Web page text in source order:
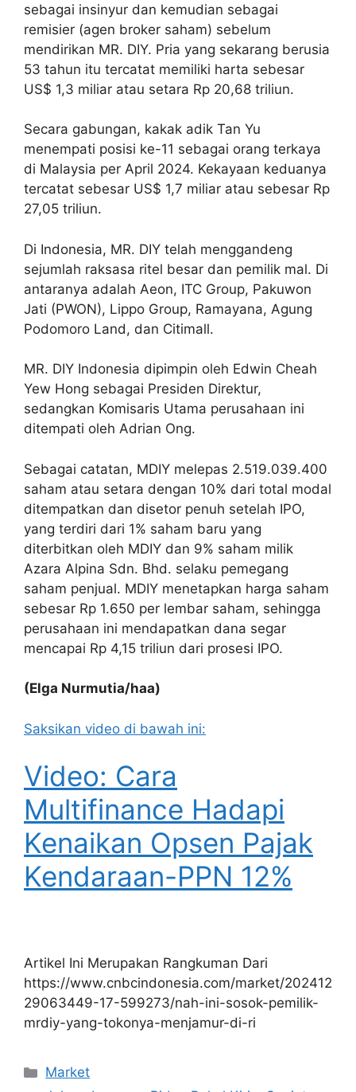
sebagai insinyur dan kemudian sebagai
remisier (agen broker saham) sebelum
mendirikan MR. DIY. Pria yang sekarang berusia
53 tahun itu tercatat memiliki harta sebesar
US$ 1,3 miliar atau setara Rp 20,68 triliun.
Secara gabungan, kakak adik Tan Yu
menempati posisi ke-11 sebagai orang terkaya
di Malaysia per April 2024. Kekayaan keduanya
tercatat sebesar US$ 1,7 miliar atau sebesar Rp
27,05 triliun.
Di Indonesia, MR. DIY telah menggandeng
sejumlah raksasa ritel besar dan pemilik mal. Di
antaranya adalah Aeon, ITC Group, Pakuwon
Jati (PWON), Lippo Group, Ramayana, Agung
Podomoro Land, dan Citimall.
MR. DIY Indonesia dipimpin oleh Edwin Cheah
Yew Hong sebagai Presiden Direktur,
sedangkan Komisaris Utama perusahaan ini
ditempati oleh Adrian Ong.
Sebagai catatan, MDIY melepas 2.519.039.400
saham atau setara dengan 10% dari total modal
ditempatkan dan disetor penuh setelah IPO,
yang terdiri dari 1% saham baru yang
diterbitkan oleh MDIY dan 9% saham milik
Azara Alpina Sdn. Bhd. selaku pemegang
saham penjual. MDIY menetapkan harga saham
sebesar Rp 1.650 per lembar saham, sehingga
perusahaan ini mendapatkan dana segar
mencapai Rp 4,15 triliun dari prosesi IPO.
(Elga Nurmutia/haa)
Saksikan video di bawah ini:
Video: Cara
Multifinance Hadapi
Kenaikan Opsen Pajak
Kendaraan-PPN 12%
Artikel Ini Merupakan Rangkuman Dari
https://www.cnbcindonesia.com/market/202412
29063449-17-599273/nah-ini-sosok-pemilik-
mrdiy-yang-tokonya-menjamur-di-ri
Kategori
Market